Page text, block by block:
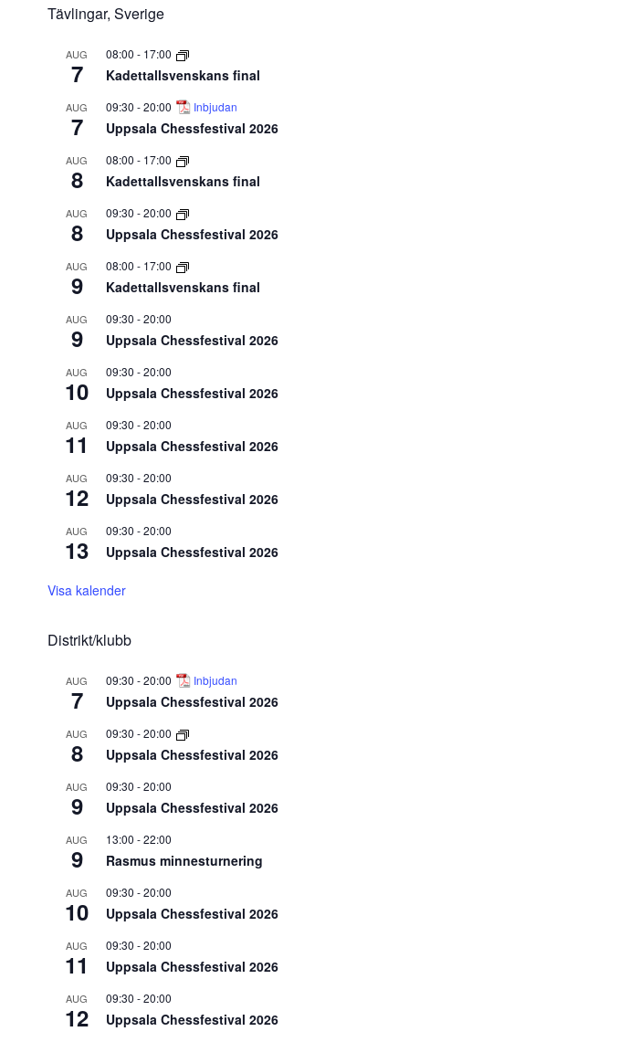
Tävlingar, Sverige
AUG
7
08:00 - 17:00
Kadettallsvenskans final
AUG
7
09:30 -20:00 Inbjudan
Uppsala Chessfestival 2026
AUG
8
08:00 - 17:00
Kadettallsvenskans final
AUG
8
09:30 -20:00
Uppsala Chessfestival 2026
AUG
9
08:00 - 17:00
Kadettallsvenskans final
AUG
9
09:30 -20:00
Uppsala Chessfestival 2026
AUG
10
09:30 -20:00
Uppsala Chessfestival 2026
AUG
11
09:30 -20:00
Uppsala Chessfestival 2026
AUG
12
09:30 -20:00
Uppsala Chessfestival 2026
AUG
13
09:30 -20:00
Uppsala Chessfestival 2026
Visa kalender
Distrikt/klubb
AUG
7
09:30 -20:00 Inbjudan
Uppsala Chessfestival 2026
AUG
8
09:30 -20:00
Uppsala Chessfestival 2026
AUG
9
09:30 -20:00
Uppsala Chessfestival 2026
AUG
9
13:00 -22:00
Rasmus minnesturnering
AUG
10
09:30 -20:00
Uppsala Chessfestival 2026
AUG
11
09:30 -20:00
Uppsala Chessfestival 2026
AUG
12
09:30 -20:00
Uppsala Chessfestival 2026